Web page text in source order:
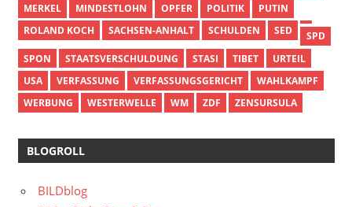
MERKEL
MINDESTLOHN OPFER POLITIK
PUTIN
ROLAND KOCH
SACHSEN-ANHALT SCHULDEN SED
SPD
SPON
STAATSVERSCHULDUNG STASI TIBET
URTEIL
USA
VERFASSUNG VERFASSUNGSGERICHT
WAHLKAMPF
WERBUNG
WESTERWELLE WM ZDF ZENSURSULA
BLOGROLL
BILDblog